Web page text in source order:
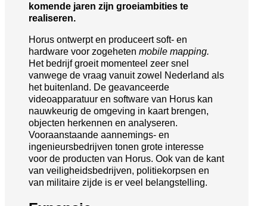
komende jaren zijn groeiambities te
realiseren.
Horus ontwerpt en produceert soft- en
hardware voor zogeheten mobile mapping.
Het bedrijf groeit momenteel zeer snel
vanwege de vraag vanuit zowel Nederland als
het buitenland. De geavanceerde
videoapparatuur en software van Horus kan
nauwkeurig de omgeving in kaart brengen,
objecten herkennen en analyseren.
Vooraanstaande aannemings- en
ingenieursbedrijven tonen grote interesse
voor de producten van Horus. Ook van de kant
van veiligheidsbedrijven, politiekorpsen en
van militaire zijde is er veel belangstelling.